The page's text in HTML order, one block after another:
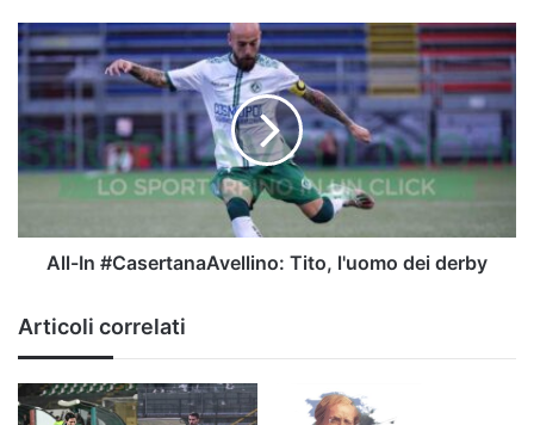
All-
In
#CasertanaAvellino:
Tito,
l'uomo
dei
derby
All-In #CasertanaAvellino: Tito, l'uomo dei derby
Articoli correlati